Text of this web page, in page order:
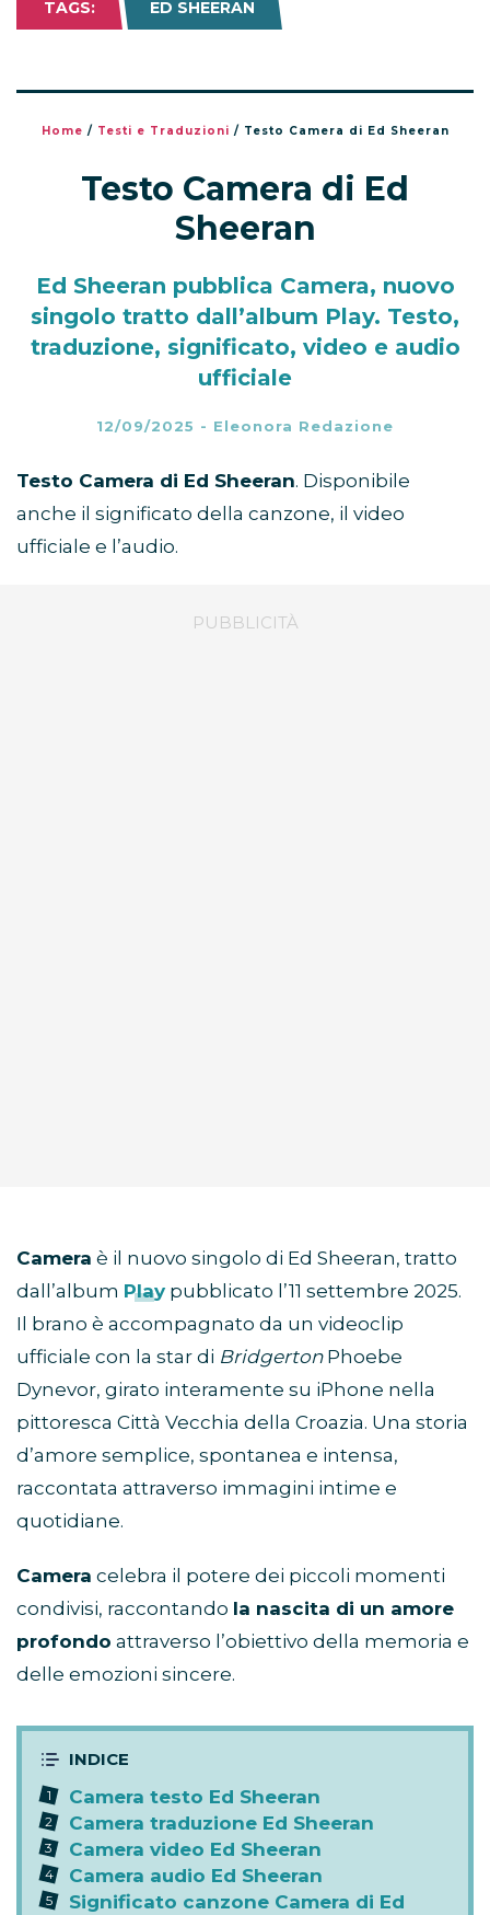
TAGS: ED SHEERAN
Home / Testi e Traduzioni / Testo Camera di Ed Sheeran
Testo Camera di Ed
Sheeran
Ed Sheeran pubblica Camera, nuovo
singolo tratto dall’album Play. Testo,
traduzione, significato, video e audio
ufficiale
12/09/2025 - Eleonora Redazione
Testo Camera di Ed Sheeran. Disponibile
anche il significato della canzone, il video
ufficiale e l’audio.
Camera è il nuovo singolo di Ed Sheeran, tratto
dall’album Play pubblicato l’11 settembre 2025.
Il brano è accompagnato da un videoclip
ufficiale con la star di BridgertonPhoebe
Dynevor, girato interamente su iPhone nella
pittoresca Città Vecchia della Croazia. Una storia
d’amore semplice, spontanea e intensa,
raccontata attraverso immagini intime e
quotidiane.
Camera celebra il potere dei piccoli momenti
condivisi, raccontando la nascita di un amore
profondo attraverso l’obiettivo della memoria e
delle emozioni sincere.
Camera testo Ed Sheeran
Camera traduzione Ed Sheeran
Camera video Ed Sheeran
Camera audio Ed Sheeran
Significato canzone Camera di Ed